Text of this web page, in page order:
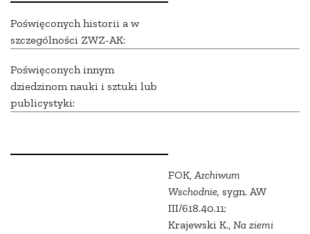
Poświęconych historii a w
szczególności ZWZ-AK:
Poświęconych innym
dziedzinom nauki i sztuki lub
publicystyki:
FOK,Archiwum
Wschodnie, sygn. AW
III/618.40.11;
Krajewski K., Na ziemi